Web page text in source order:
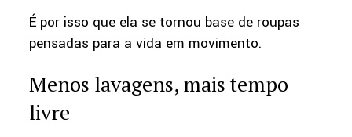
É por isso que ela se tornou base de roupas
pensadas para a vida em movimento.
Menos lavagens, mais tempo
livre